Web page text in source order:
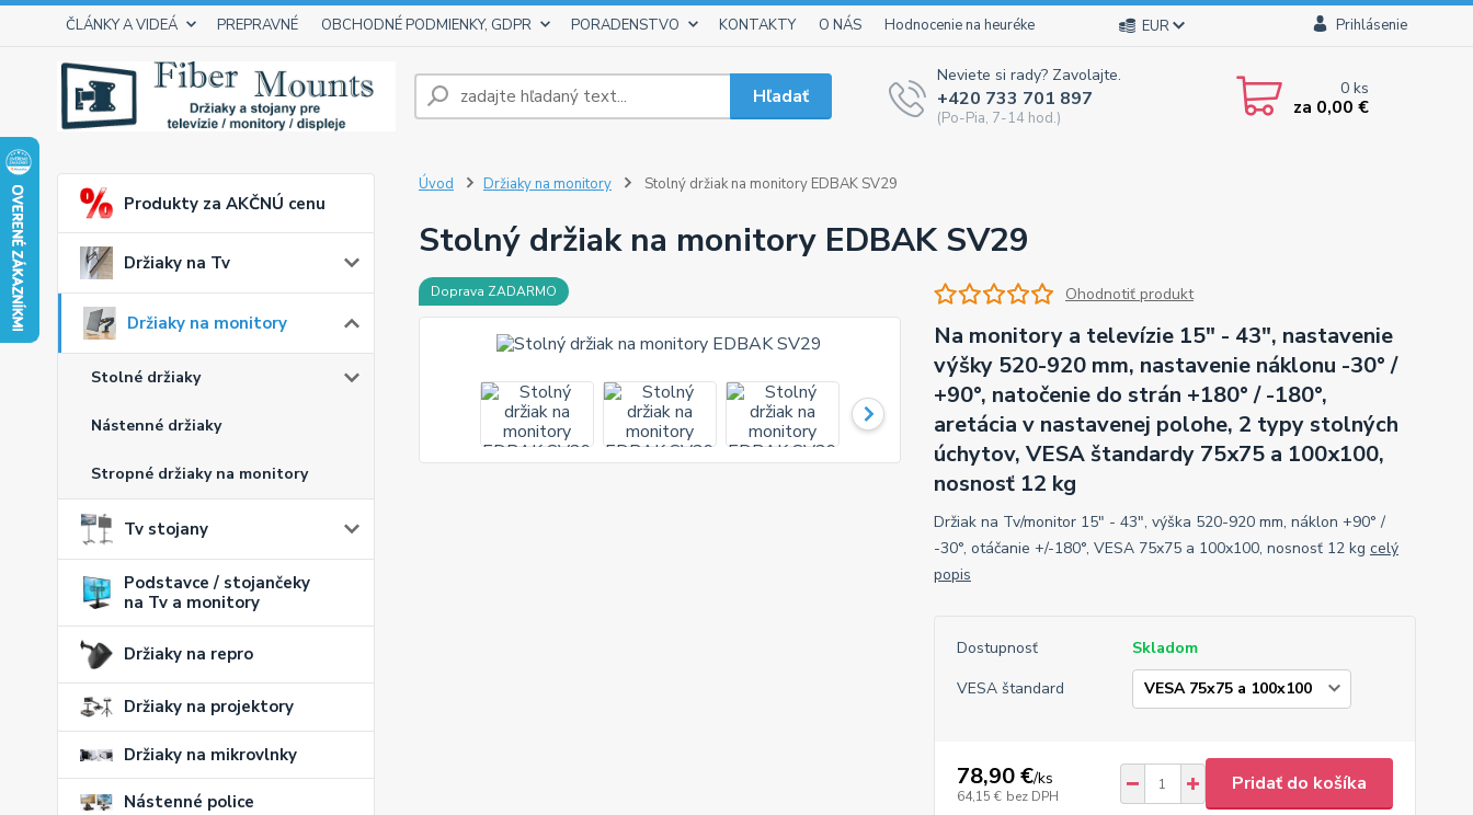
ČLÁNKY A VIDEÁ PREPRAVNÉ OBCHODNÉ PODMIENKY, GDPR PORADENSTVO KONTAKTY O NÁS Hodnocenie na heuréke EUR Prihlásenie
Hľadať
Neviete si rady? Zavolajte.
+420 733 701 897
(Po-Pia, 7-14 hod.)
0ks
za 0,00 €
Produkty za AKČNÚ cenu
Držiaky na Tv
Držiaky na monitory
Stolné držiaky
Nástenné držiaky
Stropné držiaky na monitory
Tv stojany
Podstavce / stojančeky
na Tv a monitory
Držiaky na repro
Držiaky na projektory
Držiaky na mikrovlnky
Nástenné police
Úvod Držiaky na monitory Stolný držiak na monitory EDBAK SV29
Stolný držiak na monitory EDBAK SV29
Doprava ZADARMO Ohodnotiť produkt
Na monitory a televízie 15" - 43", nastavenie
výšky 520-920 mm, nastavenie náklonu -30° /
+90°, natočenie do strán +180° / -180°,
aretácia v nastavenej polohe, 2 typy stolných
úchytov, VESA štandardy 75x75 a 100x100,
nosnosť 12 kg
Držiak na Tv/monitor 15" - 43", výška 520-920 mm, náklon +90° /
-30°, otáčanie +/-180°, VESA 75x75 a 100x100, nosnosť 12 kg celý
popis
Dostupnosť
Skladom
VESA štandard
78,90 €/ks
64,15 € bez DPH
Pridať do košíka